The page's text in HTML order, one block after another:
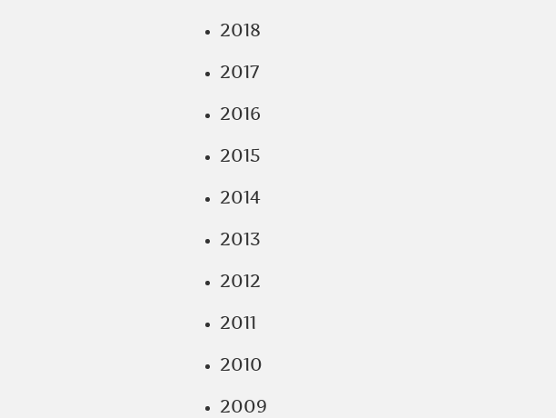
2018
2017
2016
2015
2014
2013
2012
2011
2010
2009